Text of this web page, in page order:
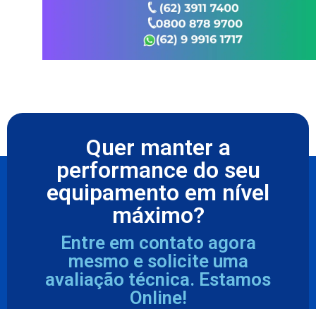
Quer manter a
performance do seu
equipamento em nível
máximo?
Entre em contato agora
mesmo e solicite uma
avaliação técnica. Estamos
Online!